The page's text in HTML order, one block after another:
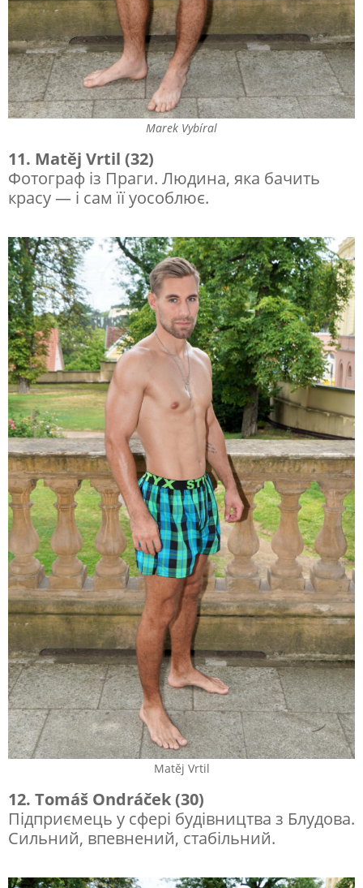
Marek Vybíral
11. Matěj Vrtil (32)
Фотограф із Праги. Людина, яка бачить
красу — і сам її уособлює.
Matěj Vrtil
12. Tomáš Ondráček (30)
Підприємець у сфері будівництва з Блудова.
Сильний, впевнений, стабільний.